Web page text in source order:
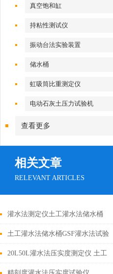
真空饱和缸
持粘性测试仪
振动台法实验装置
储水桶
虹吸筒比重测定仪
电动石灰土压力试验机
查看更多
相关文章
RELEVANT ARTICLES
灌水法测定仪土工灌水法储水桶
GSF
土工灌水法储水桶GSF灌水法试验
筒
20L50L灌水法压实度测定仪 土工
灌水法储水桶报价